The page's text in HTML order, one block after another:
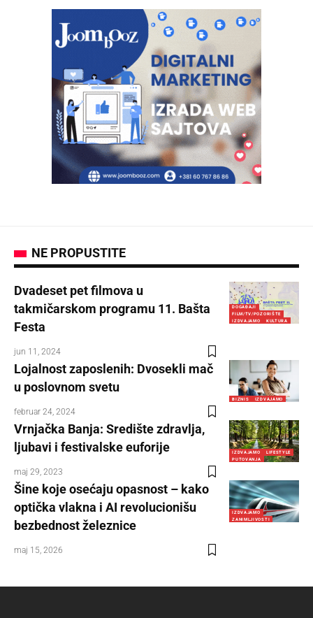
NE PROPUSTITE
DOGAĐAJI
FILM/TV/POZORIŠTE
IZDVAJAMO
KULTURA
Dvadeset pet filmova u
takmičarskom programu 11. Bašta
Festa
jun 11, 2024
BIZNIS IZDVAJAMO
Lojalnost zaposlenih: Dvosekli mač
u poslovnom svetu
februar 24, 2024
IZDVAJAMO
LIFESTYLE
PUTOVANJA
Vrnjačka Banja: Središte zdravlja,
ljubavi i festivalske euforije
maj 29, 2023
IZDVAJAMO
ZANIMLJIVOSTI
Šine koje osećaju opasnost – kako
optička vlakna i AI revolucionišu
bezbednost železnice
maj 15, 2026